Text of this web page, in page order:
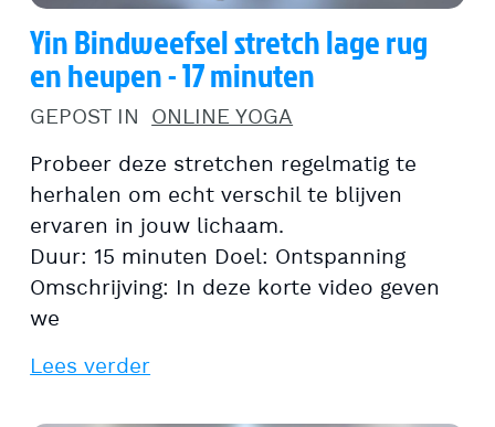
Yin Bindweefsel stretch lage rug
en heupen - 17 minuten
GEPOST IN ONLINE YOGA
Probeer deze stretchen regelmatig te
herhalen om echt verschil te blijven
ervaren in jouw lichaam.
Duur: 15 minuten Doel: Ontspanning
Omschrijving: In deze korte video geven
we
Lees verder